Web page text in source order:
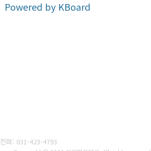
Powered by KBoard
전화: 031-423-4793